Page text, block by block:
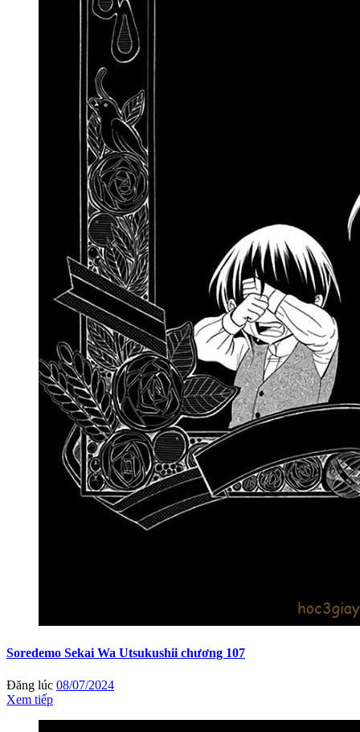
Soredemo Sekai Wa Utsukushii chương 107
Đăng lúc 08/07/2024
Xem tiếp